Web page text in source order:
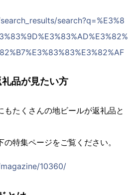
search?q=%E3%8
品が見たい方
もたくさんの地ビールが返礼品と
特集ページをご覧ください。
10360/